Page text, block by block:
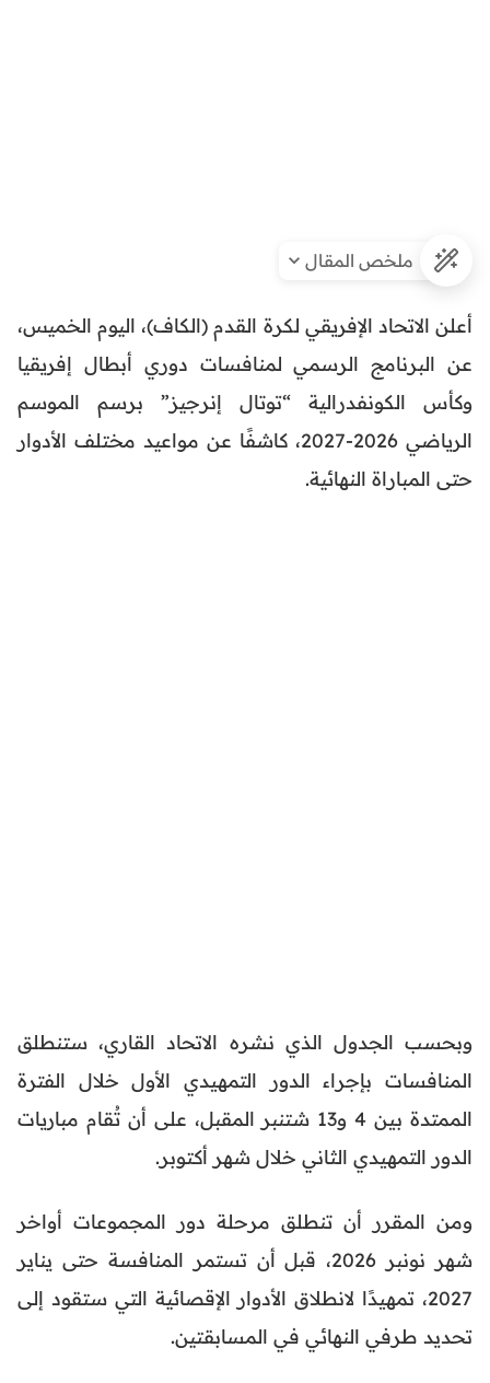
ملخص المقال
أعلن الاتحاد الإفريقي لكرة القدم (الكاف)، اليوم الخميس،
عن البرنامج الرسمي لمنافسات دوري أبطال إفريقيا
وكأس الكونفدرالية “توتال إنرجيز” برسم الموسم
الرياضي 2026-2027، كاشفًا عن مواعيد مختلف الأدوار
حتى المباراة النهائية.
وبحسب الجدول الذي نشره الاتحاد القاري، ستنطلق
المنافسات بإجراء الدور التمهيدي الأول خلال الفترة
الممتدة بين 4 و13 شتنبر المقبل، على أن تُقام مباريات
الدور التمهيدي الثاني خلال شهر أكتوبر.
ومن المقرر أن تنطلق مرحلة دور المجموعات أواخر
شهر نونبر 2026، قبل أن تستمر المنافسة حتى يناير
2027، تمهيدًا لانطلاق الأدوار الإقصائية التي ستقود إلى
تحديد طرفي النهائي في المسابقتين.